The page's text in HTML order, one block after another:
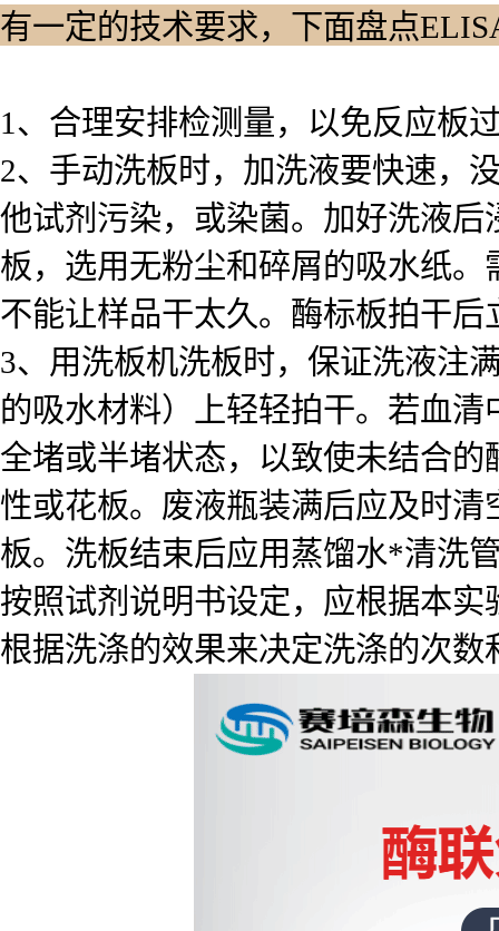
有一定的技术要求，下面盘点
1、合理安排检测量，以免反应板
2、手动洗板时，加洗液要快速，
他试剂污染，或染菌。加好洗液
板，选用无粉尘和碎屑的吸水纸
不能让样品干太久。酶标板拍干后
3、用洗板机洗板时，保证洗液注
的吸水材料）上轻轻拍干。若血
全堵或半堵状态，以致使未结合
性或花板。废液瓶装满后应及时
板。洗板结束后应用蒸馏水*清洗
按照试剂说明书设定，应根据本
根据洗涤的效果来决定洗涤的次